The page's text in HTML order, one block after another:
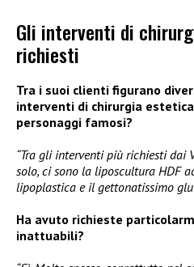
Gli interventi di
richiesti
Tra i suoi clienti figurano
interventi di chirurgia
personaggi famosi?
“Tra gli interventi più richiesti dai
solo, ci sono la liposcultura HDF
lipoplastica e il gettonatissimo
Ha avuto richieste
inattuabili?